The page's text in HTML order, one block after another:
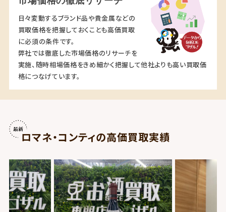
日々変動するブランド品や貴金属などの
買取価格を把握しておくことも高価買取
に必須の条件です。
弊社では徹底した市場価格のリサーチを
実施、随時相場価格をきめ細かく把握して他社よりも高い買取価
格につなげています。
ロマネ・コンティの高価買取実績